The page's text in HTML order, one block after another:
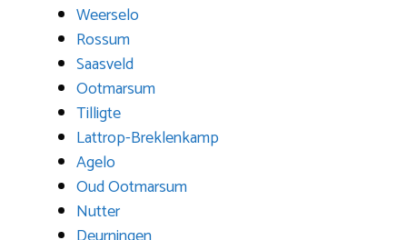
Weerselo
Rossum
Saasveld
Ootmarsum
Tilligte
Lattrop-Breklenkamp
Agelo
Oud Ootmarsum
Nutter